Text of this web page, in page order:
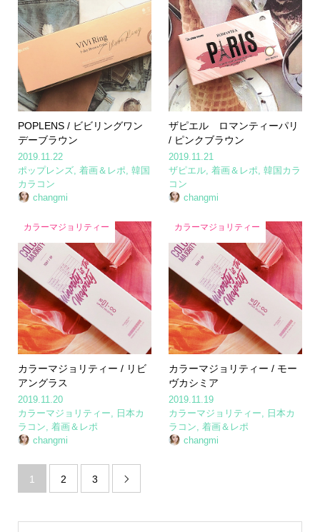
POPLENS / ビビリングワン
デーブラウン
2019.11.22
ポップレンズ, 着画＆レポ 韓国
カラコン
changmi
ザピエル ロマンティーパリ
/ ピンクブラウン
2019.11.21
ザピエル ,着画＆レポ ,韓国カラ
コン
changmi
カラーマジョリティー
カラーマジョリティー / リビ
アングラス
2019.11.20
カラーマジョリティー, 日本カ
ラコン, 着画＆レポ
changmi
カラーマジョリティー
カラーマジョリティー / モー
ヴカシミア
2019.11.19
カラーマジョリティー, 日本カ
ラコン,着画＆レポ
changmi
1 2 3 